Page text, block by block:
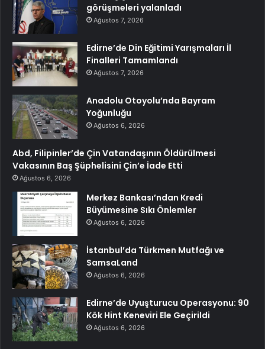
görüşmeleri yalanladı
Ağustos 7, 2026
Edirne’de Din Eğitimi Yarışmaları İl
Finalleri Tamamlandı
Ağustos 7, 2026
Anadolu Otoyolu’nda Bayram
Yoğunluğu
Ağustos 6, 2026
Abd, Filipinler’de Çin Vatandaşının Öldürülmesi
Vakasının Baş Şüphelisini Çin’e İade Etti
Ağustos 6, 2026
Merkez Bankası’ndan Kredi
Büyümesine Sıkı Önlemler
Ağustos 6, 2026
İstanbul’da Türkmen Mutfağı ve
SamsaLand
Ağustos 6, 2026
Edirne’de Uyuşturucu Operasyonu: 90
Kök Hint Keneviri Ele Geçirildi
Ağustos 6, 2026